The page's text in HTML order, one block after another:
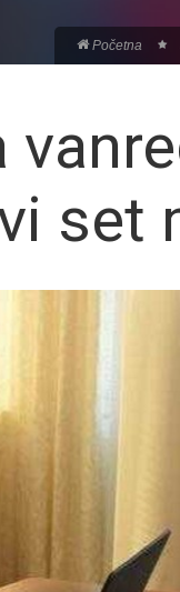
Početna
set